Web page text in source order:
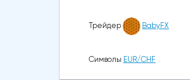
Трейдер BabyFX
Символы EUR/CHF